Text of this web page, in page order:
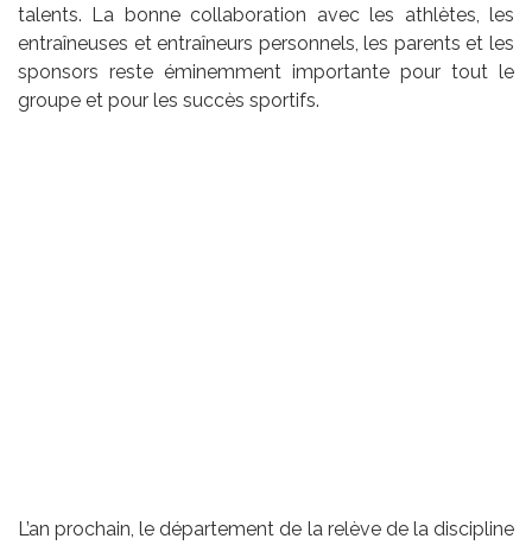
talents. La bonne collaboration avec les athlètes, les
entraîneuses et entraîneurs personnels, les parents et les
sponsors reste éminemment importante pour tout le
groupe et pour les succès sportifs.
L’an prochain, le département de la relève de la discipline